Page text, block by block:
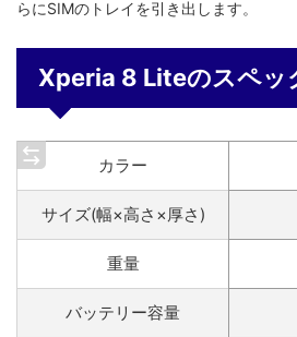
らにSIMのトレイを引き出します。
Xperia 8 Liteのスペッ
カラー
サイズ(幅×高さ×厚さ)
重量
バッテリー容量